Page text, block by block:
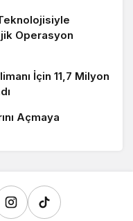
Operasyon
İçin 11,7 Milyon
Açmaya